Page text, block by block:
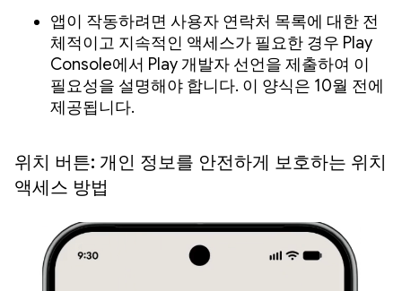
앱이 작동하려면 사용자 연락처 목록에 대한 전
체적이고 지속적인 액세스가 필요한 경우 Play
Console에서 Play 개발자 선언을 제출하여 이
필요성을 설명해야 합니다. 이 양식은 10월 전에
제공됩니다.
위치 버튼: 개인 정보를 안전하게 보호하는 위치
액세스 방법